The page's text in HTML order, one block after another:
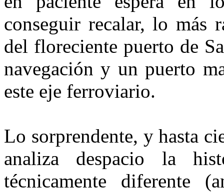
conseguir recalar, lo más
del floreciente puerto de
navegación y un puerto
este eje ferroviario.
Lo sorprendente, y hasta
analiza despacio la
técnicamente diferente